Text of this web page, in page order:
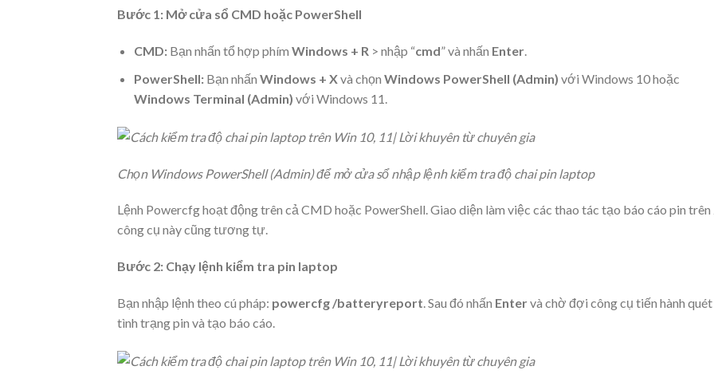
Bước 1: Mở cửa sổ CMD hoặc PowerShell
CMD: Bạn nhấn tổ hợp phím Windows + R > nhập “cmd” và nhấn Enter.
PowerShell:Bạn nhấn Windows + Xvà chọn Windows PowerShell (Admin) với Windows 10 hoặc
Windows Terminal (Admin) với Windows 11.
Chọn Windows PowerShell (Admin) để mở cửa sổ nhập lệnh kiểm tra độ chai pin laptop
Lệnh Powercfg hoạt động trên cả CMD hoặc PowerShell. Giao diện làm việc các thao tác tạo báo cáo pin trên
công cụ này cũng tương tự.
Bước 2: Chạy lệnh kiểm tra pin laptop
Bạn nhập lệnh theo cú pháp: powercfg /batteryreport. Sau đó nhấn Entervà chờ đợi công cụ tiến hành quét
tình trạng pin và tạo báo cáo.